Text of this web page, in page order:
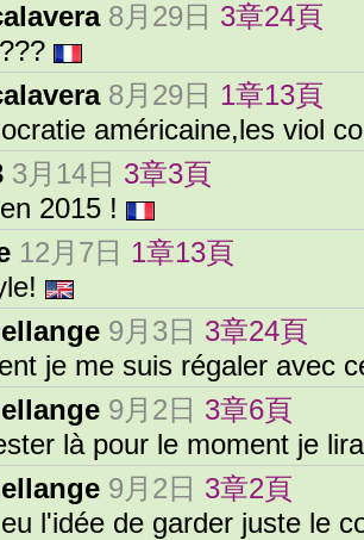
8月29日 3章24頁
8月29日 1章13頁
américaine,les viol
3月14日 3章3頁
2015 !
12月7日 1章13頁
9月3日 3章24頁
je me suis régaler avec
9月2日 3章6頁
là pour le moment je
9月2日 3章2頁
l'idée de garder juste le